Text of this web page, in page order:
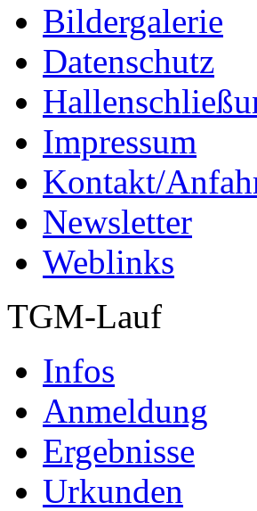
Bildergalerie
Datenschutz
Impressum
Kontakt/
Newsletter
Weblinks
TGM-Lauf
Infos
Anmeldung
Ergebnisse
Urkunden